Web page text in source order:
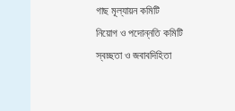
গাছ মূল্যায়ন কমিটি
নিয়োগ ও পদোন্নতি কমিটি
স্বচ্ছতা ও জবাবদিহিতা